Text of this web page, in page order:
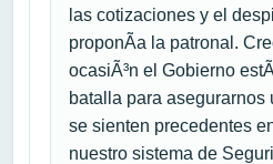
las cotizaciones y el
proponÃ­a la patronal.
ocasiÃ³n el Gobierno
batalla para asegurarnos
se sienten precedentes
nuestro sistema de